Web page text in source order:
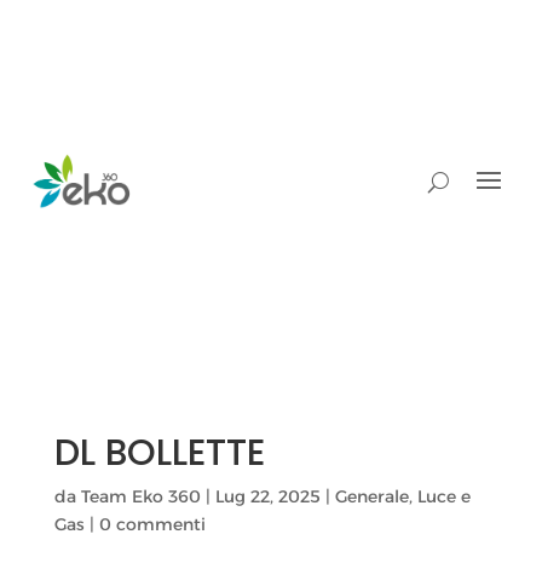
DL BOLLETTE
da Team Eko 360 | Lug 22, 2025 | Generale, Luce e
Gas | 0 commenti